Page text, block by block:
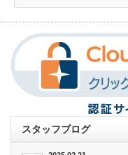
スタッフブログ